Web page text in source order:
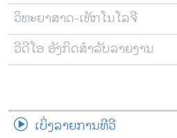
ວິທະຍາສາດ-ເທັກໂນໂລຈີ
ວີດີໂອ ອັງກິດສຳລັບລາຍງານ
ເບິ່ງລາຍການທີວີ